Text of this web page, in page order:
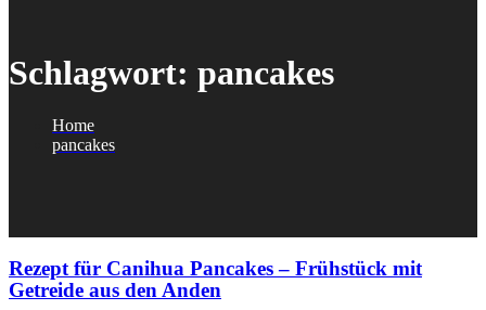
Schlagwort: pancakes
Home
pancakes
Rezept für Canihua Pancakes – Frühstück mit
Getreide aus den Anden